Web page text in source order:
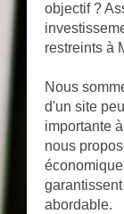
objectif ?
restreints à
Nous
d'un site
importante
nous
abordable.